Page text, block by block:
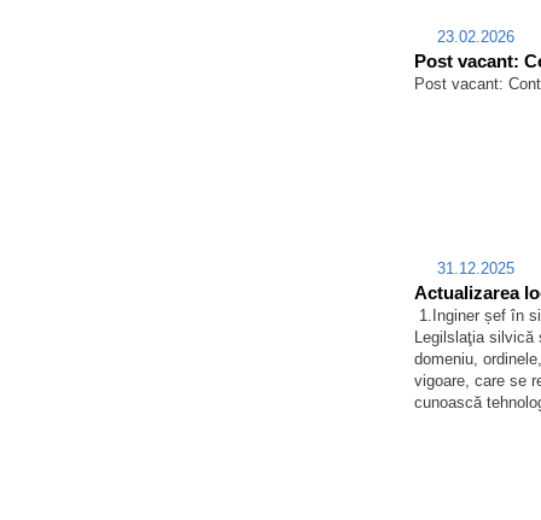
23.02.2026
Post vacant:
Post vacant:
31.12.2025
Actualizarea
1.Inginer șef în
Legilslaţia silvică
domeniu,
vigoare, care se
cunoască